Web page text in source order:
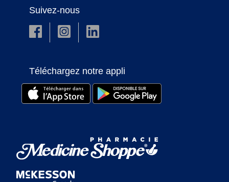
Suivez-nous
Téléchargez notre appli